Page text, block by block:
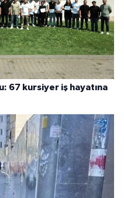
67 kursiyer iş hayatına